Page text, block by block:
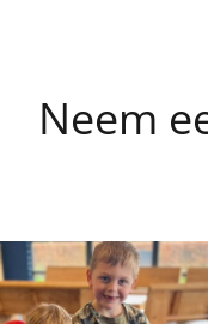
Neem